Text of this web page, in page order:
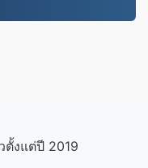
ตั้งแต่ปี 2019